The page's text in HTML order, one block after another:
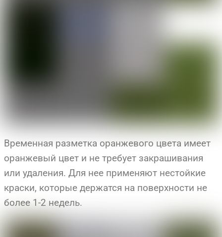
Временная разметка оранжевого цвета имеет
оранжевый цвет и не требует закрашивания
или удаления. Для нее применяют нестойкие
краски, которые держатся на поверхности не
более 1-2 недель.